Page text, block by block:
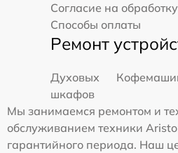
Согласие на
Способы оплаты
Ремонт
Духовых
шкафов
Мы занимаемся ремонтом и
обслуживанием техники
гарантийного периода. Наш